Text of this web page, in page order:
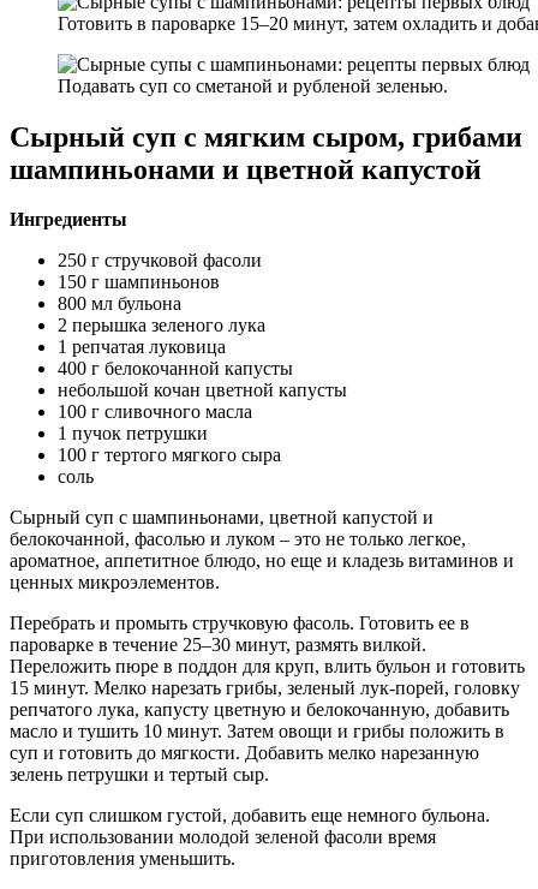
Готовить в пароварке 15–20 минут, затем охладить и
Подавать суп со сметаной и рубленой зеленью.
Сырный суп с мягким сыром, грибами
шампиньонами и цветной капустой
Ингредиенты
250 г стручковой фасоли
150 г шампиньонов
800 мл бульона
2 перышка зеленого лука
1 репчатая луковица
400 г белокочанной капусты
небольшой кочан цветной капусты
100 г сливочного масла
1 пучок петрушки
100 г тертого мягкого сыра
соль
Сырный суп с шампиньонами, цветной капустой и
белокочанной, фасолью и луком – это не только легкое,
ароматное, аппетитное блюдо, но еще и кладезь витаминов и
ценных микроэлементов.
Перебрать и промыть стручковую фасоль. Готовить ее в
пароварке в течение 25–30 минут, размять вилкой.
Переложить пюре в поддон для круп, влить бульон и готовить
15 минут. Мелко нарезать грибы, зеленый лук-порей, головку
репчатого лука, капусту цветную и белокочанную, добавить
масло и тушить 10 минут. Затем овощи и грибы положить в
суп и готовить до мягкости. Добавить мелко нарезанную
зелень петрушки и тертый сыр.
Если суп слишком густой, добавить еще немного бульона.
При использовании молодой зеленой фасоли время
приготовления уменьшить.